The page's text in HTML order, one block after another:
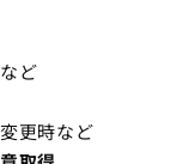
ど
更時など